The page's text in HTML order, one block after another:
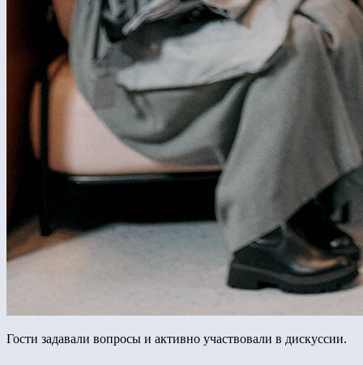
Гости задавали вопросы и активно участвовали в дискуссии.